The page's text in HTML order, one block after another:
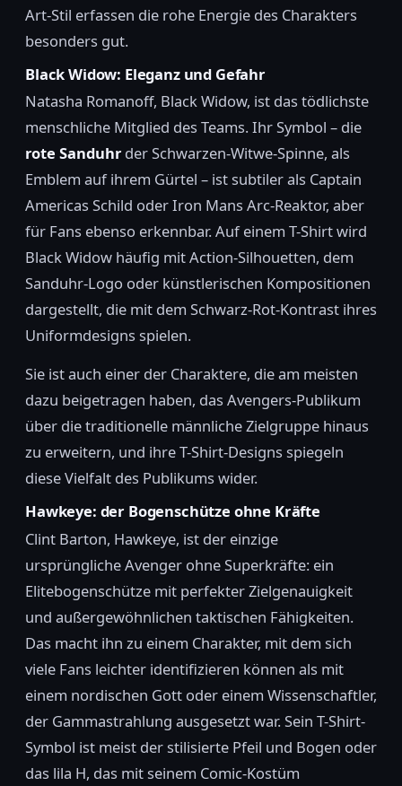
Art-Stil erfassen die rohe Energie des Charakters
besonders gut.
Black Widow: Eleganz und Gefahr
Natasha Romanoff, Black Widow, ist das tödlichste
menschliche Mitglied des Teams. Ihr Symbol – die
rote Sanduhr der Schwarzen-Witwe-Spinne, als
Emblem auf ihrem Gürtel – ist subtiler als Captain
Americas Schild oder Iron Mans Arc-Reaktor, aber
für Fans ebenso erkennbar. Auf einem T-Shirt wird
Black Widow häufig mit Action-Silhouetten, dem
Sanduhr-Logo oder künstlerischen Kompositionen
dargestellt, die mit dem Schwarz-Rot-Kontrast ihres
Uniformdesigns spielen.
Sie ist auch einer der Charaktere, die am meisten
dazu beigetragen haben, das Avengers-Publikum
über die traditionelle männliche Zielgruppe hinaus
zu erweitern, und ihre T-Shirt-Designs spiegeln
diese Vielfalt des Publikums wider.
Hawkeye: der Bogenschütze ohne Kräfte
Clint Barton, Hawkeye, ist der einzige
ursprüngliche Avenger ohne Superkräfte: ein
Elitebogenschütze mit perfekter Zielgenauigkeit
und außergewöhnlichen taktischen Fähigkeiten.
Das macht ihn zu einem Charakter, mit dem sich
viele Fans leichter identifizieren können als mit
einem nordischen Gott oder einem Wissenschaftler,
der Gammastrahlung ausgesetzt war. Sein T-Shirt-
Symbol ist meist der stilisierte Pfeil und Bogen oder
das lila H, das mit seinem Comic-Kostüm